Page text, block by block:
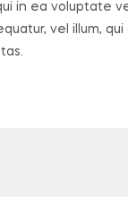
in ea voluptate
vel illum, qui